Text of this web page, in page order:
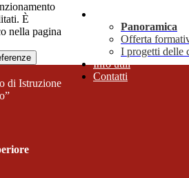
Panoramica
Offerta
I progetti delle
Info utili
Contatti
È
nella pagina
di Istruzione